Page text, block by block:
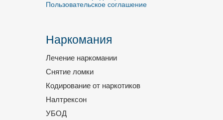
Пользовательское соглашение
Наркомания
Лечение наркомании
Снятие ломки
Кодирование от наркотиков
Налтрексон
УБОД